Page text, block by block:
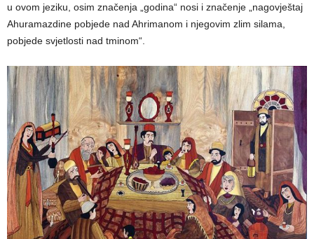
u ovom jeziku, osim značenja „godina“ nosi i značenje „nagovještaj
Ahuramazdine pobjede nad Ahrimanom i njegovim zlim silama,
pobjede svjetlosti nad tminom“.